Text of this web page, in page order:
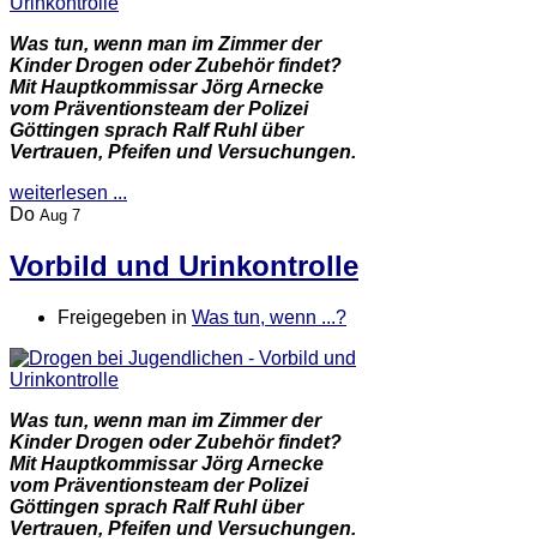
Was tun, wenn man im Zimmer der
Kinder Drogen oder Zubehör findet?
Mit Hauptkommissar Jörg Arnecke
vom Präventionsteam der Polizei
Göttingen sprach Ralf Ruhl über
Vertrauen, Pfeifen und Versuchungen.
weiterlesen ...
Do Aug 7
Vorbild und Urinkontrolle
Freigegeben in Was tun, wenn ...?
Was tun, wenn man im Zimmer der
Kinder Drogen oder Zubehör findet?
Mit Hauptkommissar Jörg Arnecke
vom Präventionsteam der Polizei
Göttingen sprach Ralf Ruhl über
Vertrauen, Pfeifen und Versuchungen.